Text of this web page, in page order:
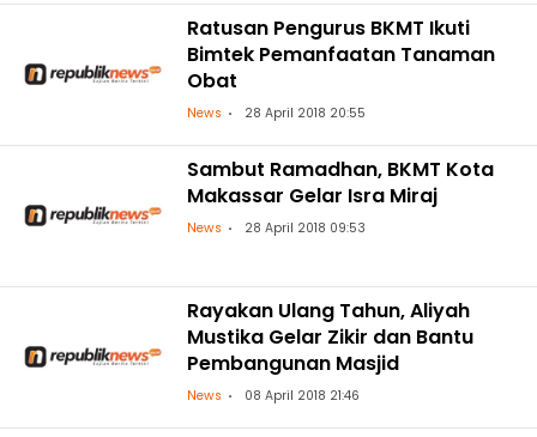
Ratusan Pengurus BKMT Ikuti
Bimtek Pemanfaatan Tanaman
Obat
News 28 April 2018 20:55
Sambut Ramadhan, BKMT Kota
Makassar Gelar Isra Miraj
News 28 April 2018 09:53
Rayakan Ulang Tahun, Aliyah
Mustika Gelar Zikir dan Bantu
Pembangunan Masjid
News 08 April 2018 21:46